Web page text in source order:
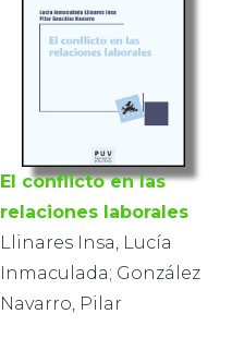
El conflicto en las
relaciones laborales
Llinares Insa, Lucía
Inmaculada; González
Navarro, Pilar